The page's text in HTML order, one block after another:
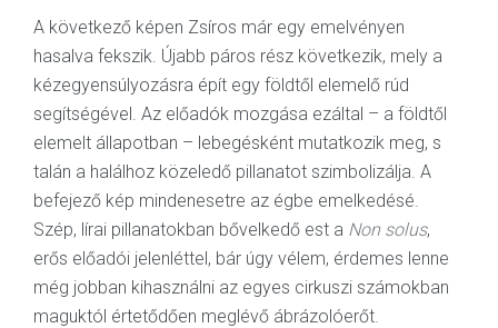
A következő képen Zsíros már egy emelvényen
hasalva fekszik. Újabb páros rész következik, mely a
kézegyensúlyozásra épít egy földtől elemelő rúd
segítségével. Az előadók mozgása ezáltal – a földtől
elemelt állapotban – lebegésként mutatkozik meg, s
talán a halálhoz közeledő pillanatot szimbolizálja. A
befejező kép mindenesetre az égbe emelkedésé.
Szép, lírai pillanatokban bővelkedő est a Non solus,
erős előadói jelenléttel, bár úgy vélem, érdemes lenne
még jobban kihasználni az egyes cirkuszi számokban
maguktól értetődően meglévő ábrázolóerőt.